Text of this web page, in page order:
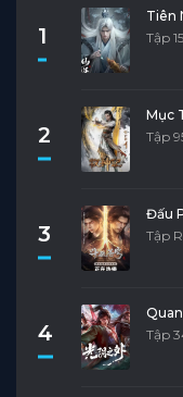
1
Tiên
Tập
2
Mục
Tập
3
Đấu
Tập
4
Tập